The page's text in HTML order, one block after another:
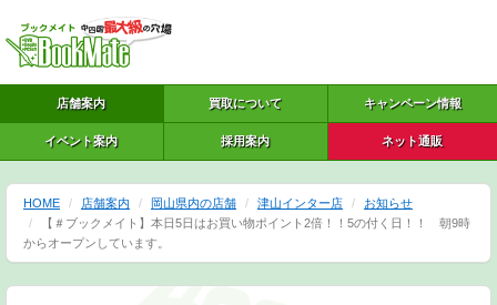
店舗案内 買取について キャンペーン情報
イベント案内 採用案内 ネット通販
HOME 店舗案内 岡山県内の店舗 津山インター店
お知らせ
【＃ブックメイト】本日5日はお買い物ポイント2倍！！5の付く日！！ 朝9時
からオープンしています。